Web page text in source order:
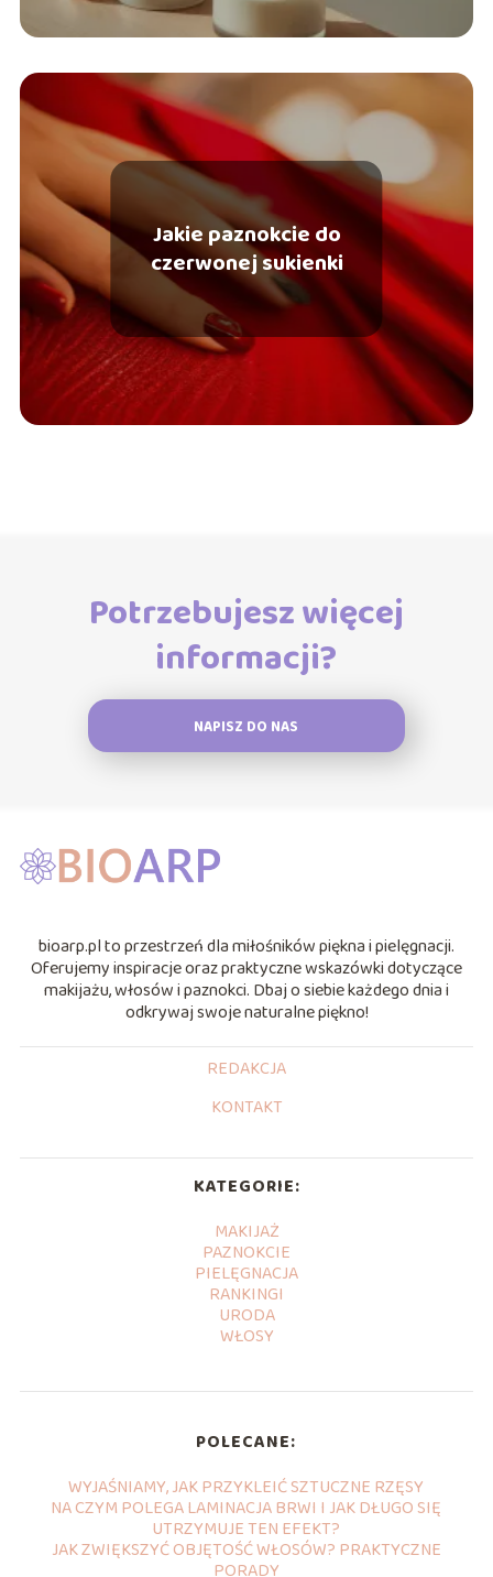
Jakie paznokcie do
czerwonej sukienki
Potrzebujesz więcej
informacji?
NAPISZ DO NAS
bioarp.pl to przestrzeń dla miłośników piękna i pielęgnacji.
Oferujemy inspiracje oraz praktyczne wskazówki dotyczące
makijażu, włosów i paznokci. Dbaj o siebie każdego dnia i
odkrywaj swoje naturalne piękno!
REDAKCJA
KONTAKT
KATEGORIE:
MAKIJAŻ
PAZNOKCIE
PIELĘGNACJA
RANKINGI
URODA
WŁOSY
POLECANE:
WYJAŚNIAMY, JAK PRZYKLEIĆ SZTUCZNE RZĘSY
NA CZYM POLEGA LAMINACJA BRWI I JAK DŁUGO SIĘ
UTRZYMUJE TEN EFEKT?
JAK ZWIĘKSZYĆ OBJĘTOŚĆ WŁOSÓW? PRAKTYCZNE
PORADY